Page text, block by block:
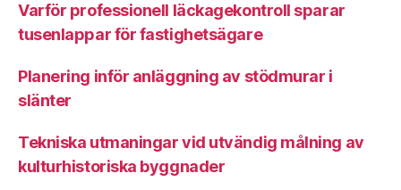
Varför professionell läckagekontroll sparar
tusenlappar för fastighetsägare
Planering inför anläggning av stödmurar i
slänter
Tekniska utmaningar vid utvändig målning av
kulturhistoriska byggnader